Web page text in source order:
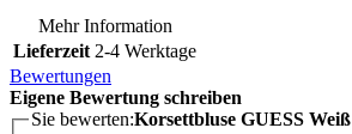
Mehr Information
Lieferzeit 2-4 Werktage
Bewertungen
Eigene Bewertung schreiben
Sie bewerten:Korsettbluse GUESS Weiß